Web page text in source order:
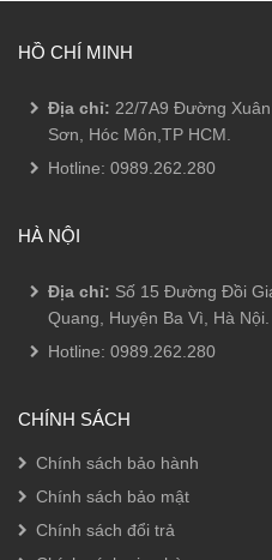
HỒ CHÍ MINH
Địa chỉ: 22/7A9 Đường
Sơn, Hóc Môn,TP HCM.
Hotline: 0989.262.280
HÀ NỘI
Địa chỉ: Số 15 Đường Đồi
Quang, Huyện Ba Vì, Hà Nội.
Hotline: 0989.262.280
CHÍNH SÁCH
Chính sách bảo hành
Chính sách bảo mật
Chính sách đổi trả